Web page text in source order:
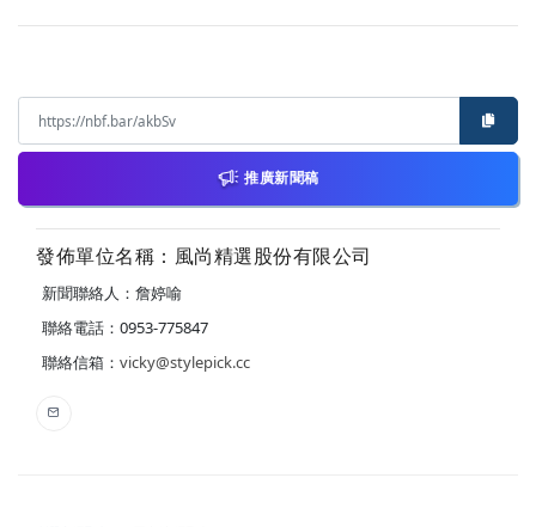
推廣新聞稿
發佈單位名稱：風尚精選股份有限公司
新聞聯絡人：詹婷喻
聯絡電話：0953-775847
聯絡信箱： vicky@stylepick.cc